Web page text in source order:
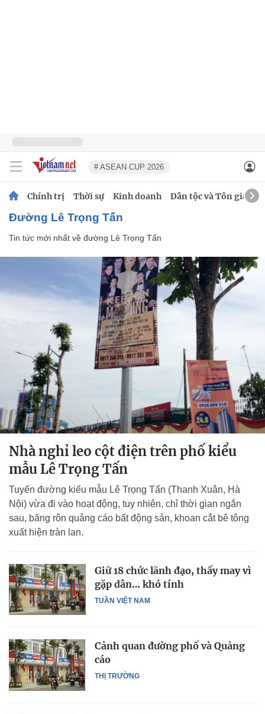
# ASEAN CUP 2026
Chính trị Thời sự Kinh doanh Dân tộc và Tôn giáo
đường Lê Trọng Tấn
Tin tức mới nhất về đường Lê Trọng Tấn
Nhà nghỉ leo cột điện trên phố kiểu
mẫu Lê Trọng Tấn
Tuyến đường kiểu mẫu Lê Trọng Tấn (Thanh Xuân, Hà
Nội) vừa đi vào hoạt động, tuy nhiên, chỉ thời gian ngắn
sau, băng rôn quảng cáo bất động sản, khoan cắt bê tông
xuất hiện tràn lan.
TUẦN VIỆT NAM
Giữ 18 chức lãnh đạo, thấy may vì
gặp dân… khó tính
THỊ TRƯỜNG
Cảnh quan đường phố và Quảng
cáo